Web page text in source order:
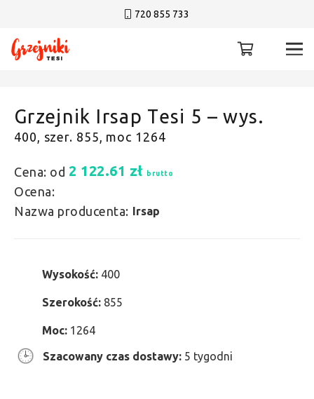
720 855 733
Grzejnik Irsap Tesi 5 – wys.
400, szer. 855, moc 1264
Cena: od 2 122.61 zł brutto
Ocena:
Nazwa producenta: Irsap
Wysokość: 400
Szerokość: 855
Moc: 1264
Szacowany czas dostawy: 5 tygodni